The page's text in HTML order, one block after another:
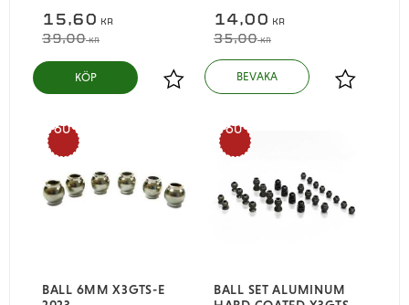
15,60 KR
39,00KR
Lägg till i favoriter
KÖP
14,00 KR
35,00KR
Lägg till i
BALL 6MM X3GTS-E
60
%
BALL SET ALUMINUM
60
%